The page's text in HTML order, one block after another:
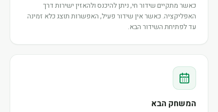
כאשר מתקיים שידור חי, ניתן להיכנס ולהאזין ישירות דרך
האפליקציה. כאשר אין שידור פעיל, האפשרות תוצג כלא זמינה
עד לפתיחת השידור הבא.
המשחק הבא